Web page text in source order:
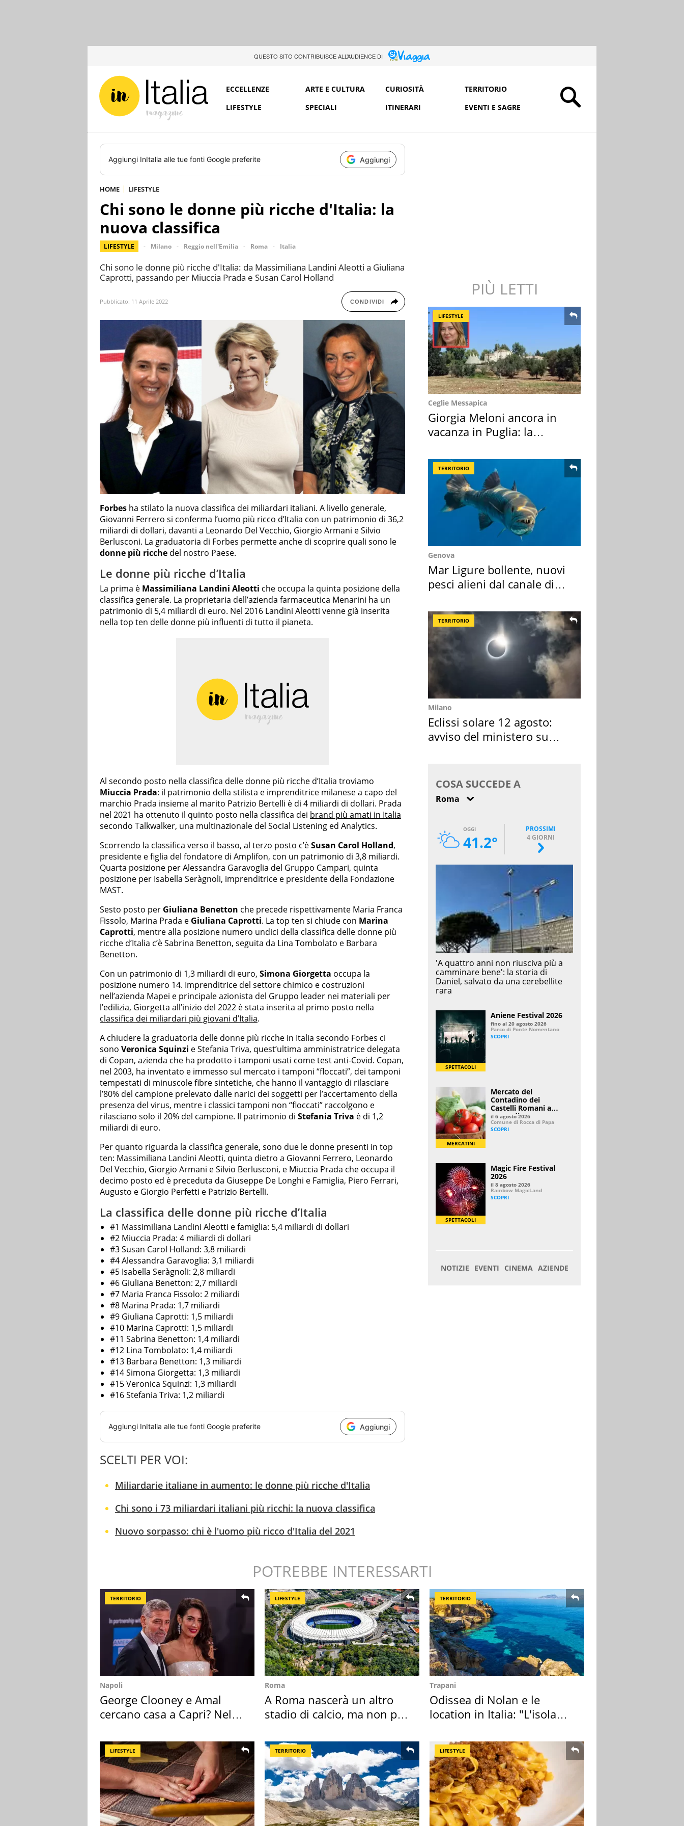
QUESTO SITO CONTRIBUISCE ALL’AUDIENCE DI
ECCELLENZE ARTE E CULTURA CURIOSITÀ
TERRITORIO
LIFESTYLE
SPECIALI ITINERARI EVENTI E SAGRE
Aggiungi InItalia alle tue fonti Google preferite Aggiungi
HOME LIFESTYLE
Chi sono le donne più ricche d'Italia: la
nuova classifica
LIFESTYLE Milano Reggio nell'Emilia Roma Italia
Chi sono le donne più ricche d'Italia: da Massimiliana Landini Aleotti a Giuliana
Caprotti, passando per Miuccia Prada e Susan Carol Holland
Pubblicato: 11 Aprile 2022 CONDIVIDI
Forbes ha stilato la nuova classifica dei miliardari italiani. A livello generale,
Giovanni Ferrero si conferma l’uomo più ricco d’Italia con un patrimonio di 36,2
miliardi di dollari, davanti a Leonardo Del Vecchio, Giorgio Armani e Silvio
Berlusconi. La graduatoria di Forbes permette anche di scoprire quali sono le
donne più ricche del nostro Paese.
Le donne più ricche d’Italia
La prima è Massimiliana Landini Aleotti che occupa la quinta posizione della
classifica generale. La proprietaria dell’azienda farmaceutica Menarini ha un
patrimonio di 5,4 miliardi di euro. Nel 2016 Landini Aleotti venne già inserita
nella top ten delle donne più influenti di tutto il pianeta.
Al secondo posto nella classifica delle donne più ricche d’Italia troviamo
Miuccia Prada: il patrimonio della stilista e imprenditrice milanese a capo del
marchio Prada insieme al marito Patrizio Bertelli è di 4 miliardi di dollari. Prada
nel 2021 ha ottenuto il quinto posto nella classifica dei brand più amati in Italia
secondo Talkwalker, una multinazionale del Social Listening ed Analytics.
Scorrendo la classifica verso il basso, al terzo posto c’èSusan Carol Holland,
presidente e figlia del fondatore di Amplifon, con un patrimonio di 3,8 miliardi.
Quarta posizione per Alessandra Garavoglia del Gruppo Campari, quinta
posizione per Isabella Seràgnoli, imprenditrice e presidente della Fondazione
MAST.
Sesto posto per Giuliana Benetton che precede rispettivamente Maria Franca
Fissolo, Marina Prada e Giuliana Caprotti. La top ten si chiude con Marina
Caprotti, mentre alla posizione numero undici della classifica delle donne più
ricche d’Italia c’è Sabrina Benetton, seguita da Lina Tombolato e Barbara
Benetton.
Con un patrimonio di 1,3 miliardi di euro, Simona Giorgetta occupa la
posizione numero 14. Imprenditrice del settore chimico e costruzioni
nell’azienda Mapei e principale azionista del Gruppo leader nei materiali per
l’edilizia, Giorgetta all’inizio del 2022 è stata inserita al primo posto nella
classifica dei miliardari più giovani d’Italia.
A chiudere la graduatoria delle donne più ricche in Italia secondo Forbes ci
sono Veronica Squinzi e Stefania Triva, quest’ultima amministratrice delegata
di Copan, azienda che ha prodotto i tamponi usati come test anti-Covid. Copan,
nel 2003, ha inventato e immesso sul mercato i tamponi “floccati”, dei tamponi
tempestati di minuscole fibre sintetiche, che hanno il vantaggio di rilasciare
l’80% del campione prelevato dalle narici dei soggetti per l’accertamento della
presenza del virus, mentre i classici tamponi non “floccati” raccolgono e
rilasciano solo il 20% del campione. Il patrimonio di Stefania Triva è di 1,2
miliardi di euro.
Per quanto riguarda la classifica generale, sono due le donne presenti in top
ten: Massimiliana Landini Aleotti, quinta dietro a Giovanni Ferrero, Leonardo
Del Vecchio, Giorgio Armani e Silvio Berlusconi, e Miuccia Prada che occupa il
decimo posto ed è preceduta da Giuseppe De Longhi e Famiglia, Piero Ferrari,
Augusto e Giorgio Perfetti e Patrizio Bertelli.
La classifica delle donne più ricche d’Italia
#1 Massimiliana Landini Aleotti e famiglia: 5,4 miliardi di dollari
#2 Miuccia Prada: 4 miliardi di dollari
#3 Susan Carol Holland: 3,8 miliardi
#4 Alessandra Garavoglia: 3,1 miliardi
#5 Isabella Seràgnoli: 2,8 miliardi
#6 Giuliana Benetton: 2,7 miliardi
#7 Maria Franca Fissolo: 2 miliardi
#8 Marina Prada: 1,7 miliardi
#9 Giuliana Caprotti: 1,5 miliardi
#10 Marina Caprotti: 1,5 miliardi
#11 Sabrina Benetton: 1,4 miliardi
#12 Lina Tombolato: 1,4 miliardi
#13 Barbara Benetton: 1,3 miliardi
#14 Simona Giorgetta: 1,3 miliardi
#15 Veronica Squinzi: 1,3 miliardi
#16 Stefania Triva: 1,2 miliardi
Aggiungi InItalia alle tue fonti Google preferite Aggiungi
SCELTI PER VOI:
Miliardarie italiane in aumento: le donne più ricche d'Italia
Chi sono i 73 miliardari italiani più ricchi: la nuova classifica
Nuovo sorpasso: chi è l'uomo più ricco d'Italia del 2021
PIÙ LETTI
LIFESTYLE
Ceglie Messapica
Giorgia Meloni ancora in
vacanza in Puglia: la
TERRITORIO
Genova
Mar Ligure bollente, nuovi
pesci alieni dal canale di
TERRITORIO
Milano
Eclissi solare 12 agosto:
avviso del ministero su
POTREBBE INTERESSARTI
TERRITORIO
Napoli
George Clooney e Amal
cercano casa a Capri? Nel
LIFESTYLE
Roma
A Roma nascerà un altro
stadio di calcio, ma non per
TERRITORIO
Trapani
Odissea di Nolan e le
location in Italia: "L'isola
LIFESTYLE TERRITORIO LIFESTYLE